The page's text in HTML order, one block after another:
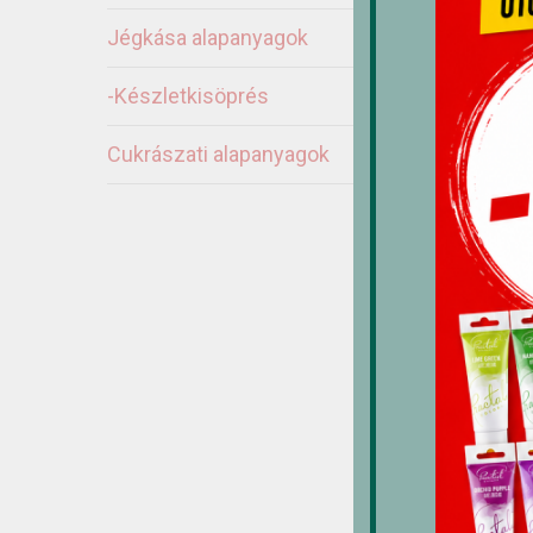
Jégkása alapanyagok
-Készletkisöprés
Cukrászati alapanyagok